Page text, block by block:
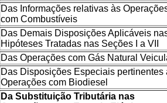
Das Informações relativas às
com Combustíveis
Das Demais Disposições Aplicáveis
Hipóteses Tratadas nas Seções I a VII
Das Operações com Gás Natural
Das Disposições Especiais pertinentes
Operações com Biodiesel
Da Substituição Tributária nas